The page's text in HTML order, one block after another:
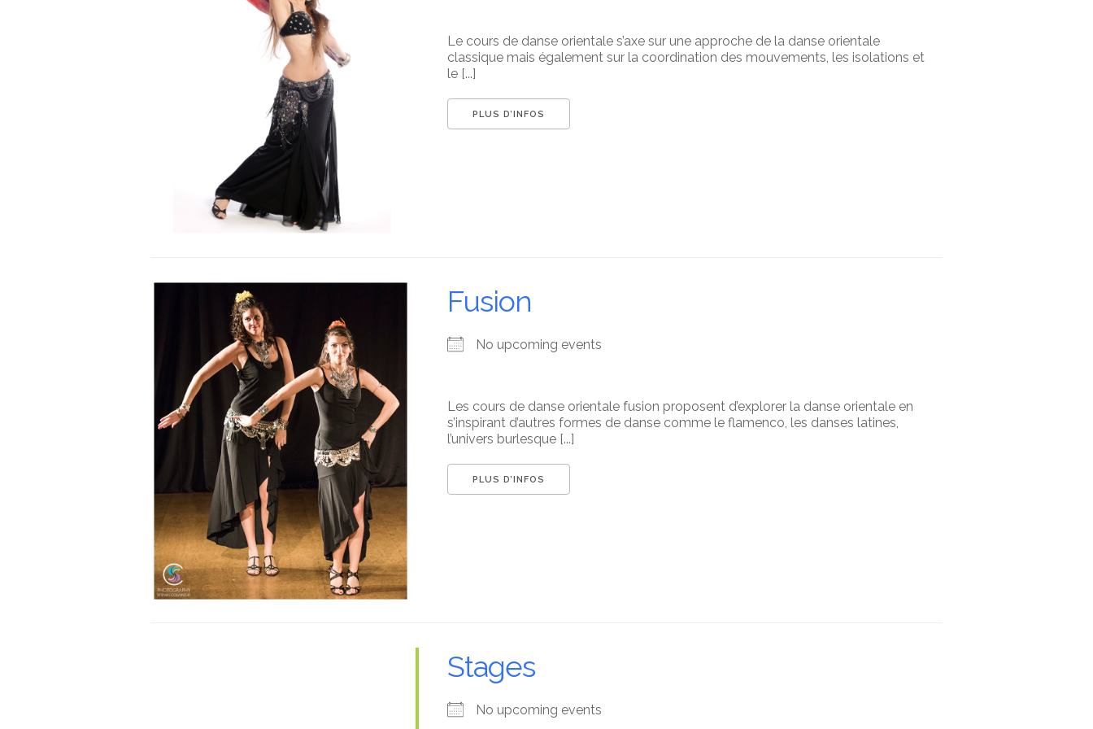
Le cours de danse orientale s’axe sur une approche de la danse orientale
classique mais également sur la coordination des mouvements, les isolations et
le [...]
PLUS D’INFOS
Fusion
No upcoming events
Les cours de danse orientale fusion proposent d’explorer la danse orientale en
s’inspirant d’autres formes de danse comme le flamenco, les danses latines,
l’univers burlesque [...]
PLUS D’INFOS
Stages
No upcoming events